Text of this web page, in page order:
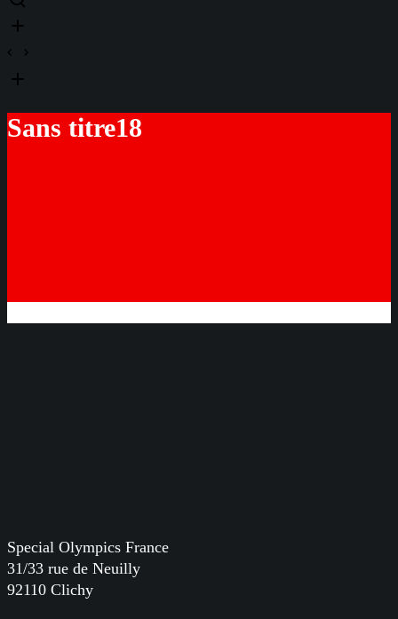
Sans titre18
Special Olympics France
31/33 rue de Neuilly
92110 Clichy